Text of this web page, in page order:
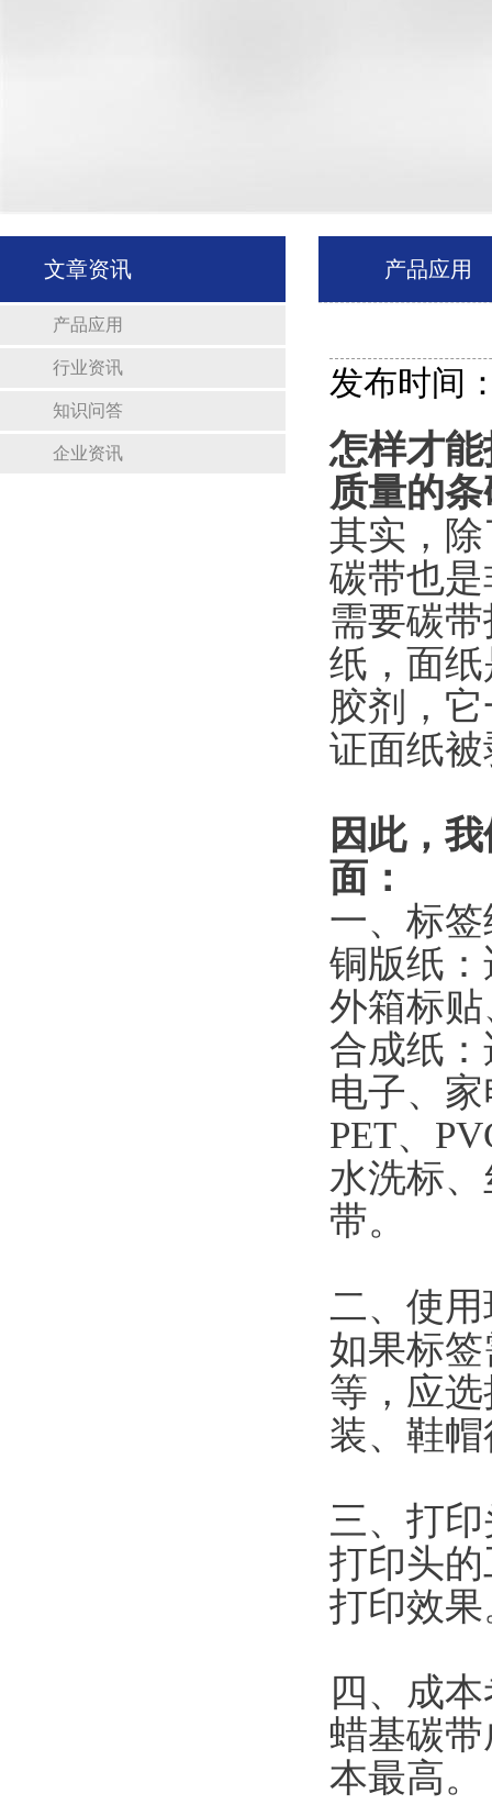
文章资讯
产品应用
行业资讯
知识问答
企业资讯
产品应用
发布时间
怎样才
质量的
其实，
碳带也
需要碳
纸，面
胶剂，
证面纸
因此，
面：
一、标
铜版纸
外箱标
合成纸
电子、
PET、
水洗标
带。
二、使
如果标
等，应
装、鞋
三、打
打印头
打印效果
四、成
蜡基碳
本最高。